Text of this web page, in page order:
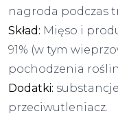
nagroda podczas
Skład: Mięso i
91% (w tym
pochodzenia
Dodatki:
przeciwutleniacz.